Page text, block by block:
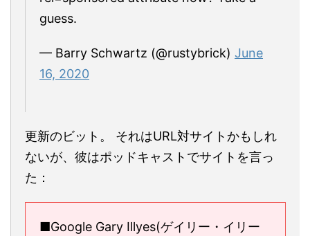
guess.
— Barry Schwartz (@rustybrick) June
16, 2020
更新のビット。 それはURL対サイトかもしれ
ないが、彼はポッドキャストでサイトを言っ
た：
■Google Gary Illyes(ゲイリー・イリー